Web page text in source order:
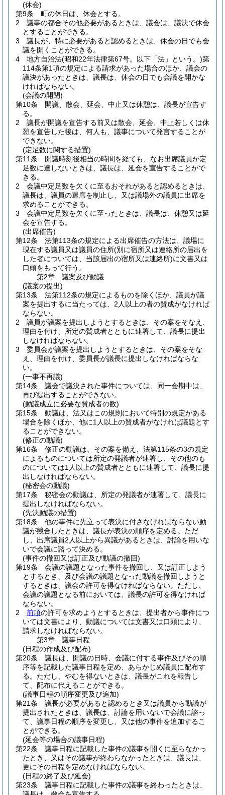
(休会)
第9条
町の休日は、休会とする。
2
議事の都合その他必要があるときは、議会は、議決で休会
とすることができる。
3
議長が、特に必要があると認めるときは、休会の日でも会
議を開くことができる。
4
地方自治法(昭和22年法律第67号。以下「法」という。)第
114条第1項の規定による請求があった場合のほか、議会の
議決があったときは、議長は、休会の日でも会議を開かな
ければならない。
(会議の開閉)
第10条
開議、散会、延会、中止又は休憩は、議長が宣告す
る。
2
議長が開議を宣告する前又は散会、延会、中止若しくは休
憩を宣告した後は、何人も、議事について発言することが
できない。
(定足数に関する措置)
第11条
開議時刻後相当の時間を経ても、なお出席議員が定
足数に達しないときは、議長は、延会を宣告することがで
きる。
2
会議中定足数を欠くに至るおそれがあると認めるときは、
議長は、議員の退席を制止し、又は議場外の議員に出席を
求めることができる。
3
会議中定足数を欠くに至ったときは、議長は、休憩又は延
会を宣告する。
(出席催告)
第12条
法第113条の規定による出席催告の方法は、議場に
現在する議員又は議員の住所(別に宿所又は連絡所の届出を
した者については、当該届出の宿所又は連絡所)に文書又は
口頭をもって行う。
第2章
議案及び動議
(議案の提出)
第13条
法第112条の規定によるものを除くほか、議員が議
案を提出するに当たっては、2人以上の者の賛成がなければ
ならない。
2
議員が議案を提出しようとするときは、その案をそなえ、
理由を付け、所定の賛成者とともに連署して、議長に提出
しなければならない。
3
委員会が議案を提出しようとするときは、その案をそな
え、理由を付け、委員長が議長に提出しなければならな
い。
(一事不再議)
第14条
議会で議決された事件については、同一会期中は、
再び提出することができない。
(動議成立に必要な賛成者の数)
第15条
動議は、法又はこの規則において特別の規定がある
場合を除くほか、他に1人以上の賛成者がなければ議題とす
ることができない。
(修正の動議)
第16条
修正の動議は、その案を備え、法第115条の3の規定
によるものについては所定の発議者が連署し、その他のも
のについては1人以上の賛成者とともに連署して、議長に提
出しなければならない。
(秘密会の動議)
第17条
秘密会の動議は、所定の発議者が連署して、議長に
提出しなければならない。
(先決動議の措置)
第18条
他の事件に先立って表決に付さなければならない動
議が競合したときは、議長が表決の順序を定める。 ただ
し、出席議員2人以上から異議があるときは、討論を用いな
いで会議に諮って決める。
(事件の撤回又は訂正及び動議の撤回)
第19条
会議の議題となった事件を撤回し、又は訂正しよう
とするとき、及び会議の議題となった動議を撤回しようと
するときは、議会の許可を得なければならない。 ただし、
会議の議題となる前においては、議長の許可を得なければ
ならない。
2
前項の許可を求めようとするときは、提出者から事件につ
いては文書により、動議については文書又は口頭により、
請求しなければならない。
第3章
議事日程
(日程の作成及び配布)
第20条
議長は、開議の日時、会議に付する事件及びその順
序等を記載した議事日程を定め、あらかじめ議員に配布す
る。 ただし、やむを得ないときは、議長がこれを報告し
て、配布に代えることができる。
(議事日程の順序変更及び追加)
第21条
議長が必要があると認めるとき又は議員から動議が
提出されたときは、議長は、討論を用いないで会議に諮っ
て、議事日程の順序を変更し、又は他の事件を追加するこ
とができる。
(延会等の場合の議事日程)
第22条
議事日程に記載した事件の議事を開くに至らなかっ
たとき、又はその議事が終わらなかったときは、議長は、
更にその日程を定めなければならない。
(日程の終了及び延会)
第23条
議事日程に記載した事件の議事を終わったときは、